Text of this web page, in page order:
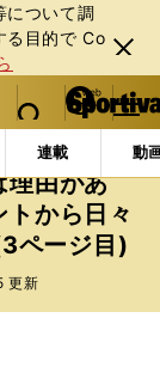
について調
る⽬的で Co
閉じ
る
web Sportiva (webスポルティーバ)
検索
マイペ
ー
ジ
メニュ
連載 動
ール NBA
理由があ
から日々
ページ目)
更新